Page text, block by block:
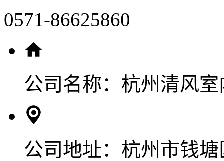
0571-86625860
公司名称： 杭州清风
公司地址： 杭州市钱